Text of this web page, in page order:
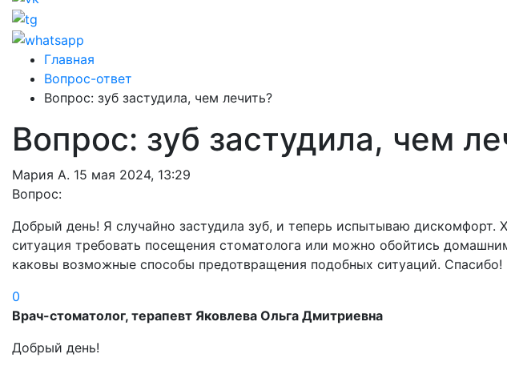
Главная
Вопрос-ответ
Вопрос: зуб застудила, чем лечить?
Вопрос: зуб застудила, чем
Мария А. 15 мая 2024, 13:29
Вопрос:
Добрый день! Я случайно застудила зуб, и теперь испытываю дискомфорт.
ситуация требовать посещения стоматолога или можно обойтись
каковы возможные способы предотвращения подобных ситуаций. Спасибо!
0
Врач-стоматолог, терапевт Яковлева Ольга Дмитриевна
Добрый день!